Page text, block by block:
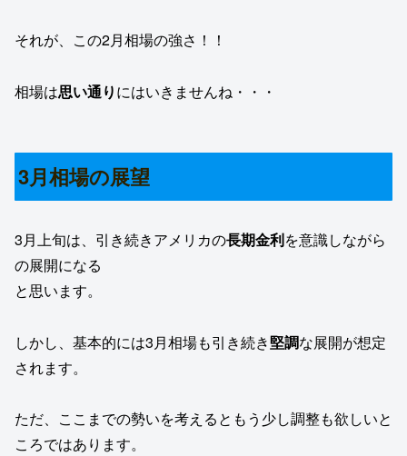
それが、この2月相場の強さ！！
相場は思い通りにはいきませんね・・・
3月相場の展望
3月上旬は、引き続きアメリカの長期金利を意識しながら
の展開になる
と思います。
しかし、基本的には3月相場も引き続き堅調な展開が想定
されます。
ただ、ここまでの勢いを考えるともう少し調整も欲しいと
ころではあります。